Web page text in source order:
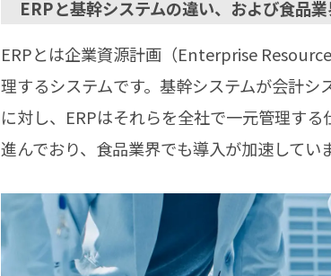
ERPと基幹システムの違い、および食品
ERPとは企業資源計画（Enterprise
理するシステムです。基幹システムが会計
に対し、ERPはそれらを全社で一元管理す
進んでおり、食品業界でも導入が加速してい